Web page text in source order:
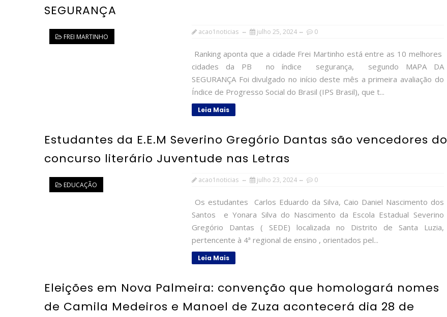
SEGURANÇA
FREI MARTINHO
acao1noticias julho 25, 2024 0
Ranking aponta que a cidade Frei Martinho está entre as 10 melhores
cidades da PB no índice segurança, segundo MAPA DA
SEGURANÇA Foi divulgado no início deste mês a primeira avaliação do
Índice de Progresso Social do Brasil (IPS Brasil), que t...
Leia Mais
Estudantes da E.E.M Severino Gregório Dantas são vencedores do
concurso literário Juventude nas Letras
EDUCAÇÃO
acao1noticias julho 23, 2024 0
Os estudantes Carlos Eduardo da Silva, Caio Daniel Nascimento dos
Santos e Yonara Silva do Nascimento da Escola Estadual Severino
Gregório Dantas ( SEDE) localizada no Distrito de Santa Luzia,
pertencente à 4ª regional de ensino , orientados pel...
Leia Mais
Eleições em Nova Palmeira: convenção que homologará nomes
de Camila Medeiros e Manoel de Zuza acontecerá dia 28 de